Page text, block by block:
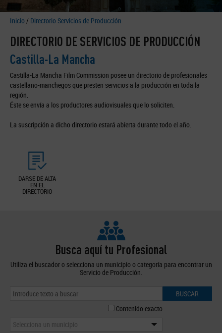
Inicio / Directorio Servicios de Producción
DIRECTORIO DE SERVICIOS DE PRODUCCIÓN
Castilla-La Mancha
Castilla-La Mancha Film Commission posee un directorio de profesionales
castellano-manchegos que presten servicios a la producción en toda la
región.
Éste se envía a los productores audiovisuales que lo soliciten.
La suscripción a dicho directorio estará abierta durante todo el año.
DARSE DE ALTA
EN EL
DIRECTORIO
Busca aquí tu Profesional
Utiliza el buscador o selecciona un municipio o categoría para encontrar un
Servicio de Producción.
BUSCAR
Contenido exacto
Selecciona un municipio